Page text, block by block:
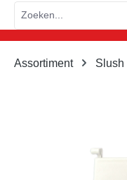
Assortiment Slush